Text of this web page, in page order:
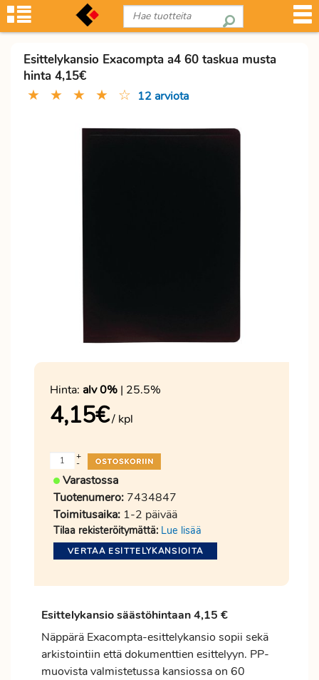
Esittelykansio Exacompta a4 60 taskua musta
hinta 4,15€
★ ★ ★ ★ ☆ 12 arviota
Hinta: alv 0% | 25.5%
4,15€/ kpl
-
+
Varastossa
Tuotenumero: 7434847
Toimitusaika: 1-2 päivää
Tilaa rekisteröitymättä: Lue lisää
VERTAA ESITTELYKANSIOITA
Esittelykansio säästöhintaan 4,15 €
Näppärä Exacompta-esittelykansio sopii sekä
arkistointiin että dokumenttien esittelyyn. PP-
muovista valmistetussa kansiossa on 60